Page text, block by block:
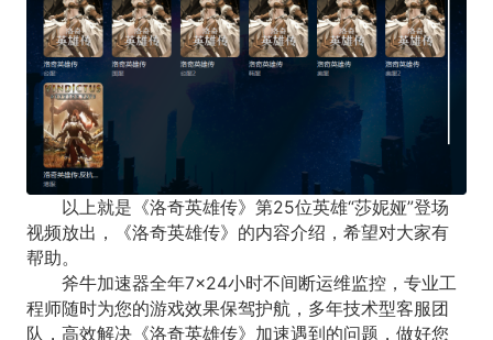
以上就是《洛奇英雄传》第25位英雄“莎妮娅”登场
视频放出，《洛奇英雄传》的内容介绍，希望对大家有
帮助。
斧牛加速器全年7×24小时不间断运维监控，专业工
程师随时为您的游戏效果保驾护航，多年技术型客服团
队，高效解决《洛奇英雄传》加速遇到的问题，做好您